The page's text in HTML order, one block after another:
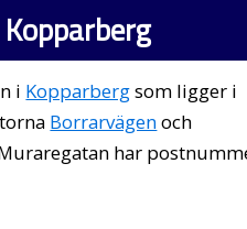
i Kopparbergsom ligger i
Borrarvägenoch
har